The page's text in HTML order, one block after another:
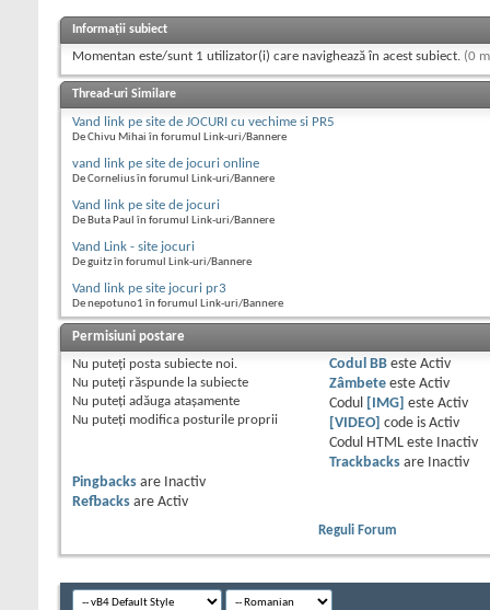
Informații subiect
Momentan este/sunt 1 utilizator(i) care navighează în acest subiect. (0
Thread-uri Similare
Vand link pe site de JOCURI cu vechime si PR5
De Chivu Mihai în forumul Link-uri/Bannere
vand link pe site de jocuri online
De Cornelius în forumul Link-uri/Bannere
Vand link pe site de jocuri
De Buta Paul în forumul Link-uri/Bannere
Vand Link - site jocuri
De guitz în forumul Link-uri/Bannere
Vand link pe site jocuri pr3
De nepotuno1 în forumul Link-uri/Bannere
Permisiuni postare
Nu puteţi posta subiecte noi.
Nu puteţi răspunde la subiecte
Nu puteţi adăuga ataşamente
Nu puteţi modifica posturile proprii
Codul BBeste Activ
Zâmbeteeste Activ
Codul
[IMG] este Activ
[VIDEO]
code is Activ
Codul HTML este
Inactiv
Trackbacksare
Inactiv
Pingbacks are
Inactiv
Refbacks are Activ
Reguli Forum